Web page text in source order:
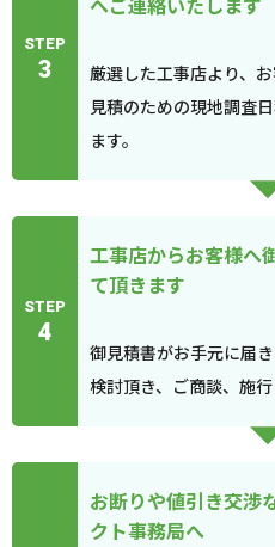
STEP
3
厳選した工事店より、
見積のための現地調査
ます。
STEP
4
工事店からお客様へ
て頂きます
御見積書がお手元に届
検討頂き、ご商談、施行
お断りや値引き交渉
クト事務局へ